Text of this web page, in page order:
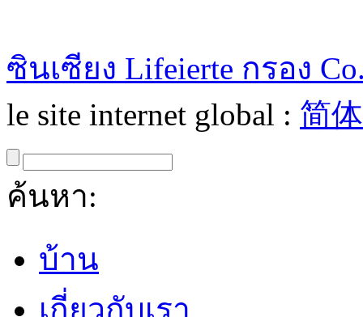
ซินเซียง Lifeierte กรอง
le site internet global : 简
ค้นหา:
บ้าน
เกี่ยวกับเรา